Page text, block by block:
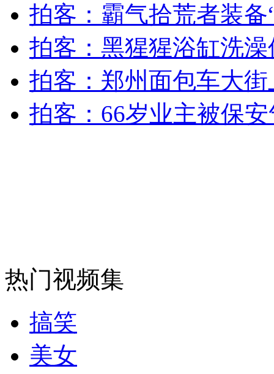
走！跟着总书记去植树
消防员救轻生者 花炮节热闹非凡 减压"枕头大战"
拍客：霸气拾荒者装备
拍客：黑猩猩浴缸洗
拍客：郑州面包车大
拍客：66岁业主被保
热门视频集
搞笑
美女